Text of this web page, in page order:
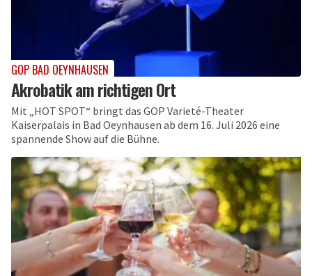
GOP BAD OEYNHAUSEN
Akrobatik am richtigen Ort
Mit „HOT SPOT“ bringt das GOP Varieté-Theater
Kaiserpalais in Bad Oeynhausen ab dem 16. Juli 2026 eine
spannende Show auf die Bühne.